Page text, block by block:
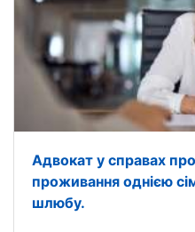
Адвокат у справах
проживання однією
шлюбу.